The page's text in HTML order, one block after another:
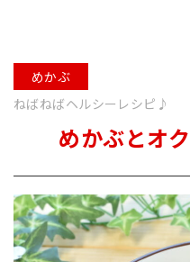
めかぶ
ねばねばヘルシーレシピ♪
めかぶとオ